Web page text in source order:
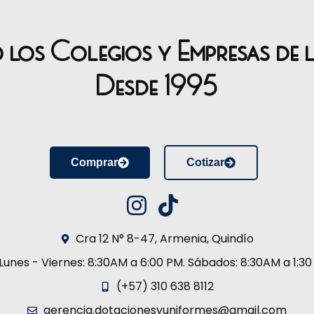
los Colegios y Empresas de
Desde 1995
Comprar Cotizar
Cra 12 N° 8-47, Armenia, Quindío
Lunes - Viernes: 8:30AM a 6:00 PM. Sábados: 8:30AM a
(+57) 310 638 8112
gerencia.dotacionesyuniformes@gmail.com